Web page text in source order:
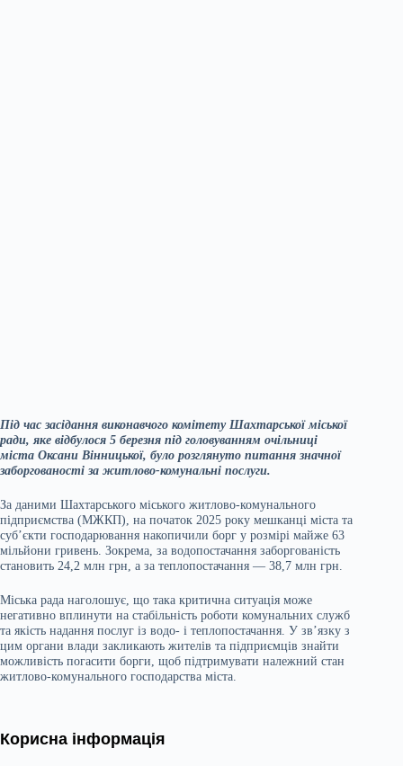
Під час засідання виконавчого комітету Шахтарської міської
ради, яке відбулося 5 березня під головуванням очільниці
міста Оксани Вінницької, було розглянуто питання значної
заборгованості за житлово-комунальні послуги.
За даними Шахтарського міського житлово-комунального
підприємства (МЖКП), на початок 2025 року мешканці міста та
суб’єкти господарювання накопичили борг у розмірі майже 63
мільйони гривень. Зокрема, за водопостачання заборгованість
становить 24,2 млн грн, а за теплопостачання — 38,7 млн грн.
Міська рада наголошує, що така критична ситуація може
негативно вплинути на стабільність роботи комунальних служб
та якість надання послуг із водо- і теплопостачання. У зв’язку з
цим органи влади закликають жителів та підприємців знайти
можливість погасити борги, щоб підтримувати належний стан
житлово-комунального господарства міста.
Корисна інформація